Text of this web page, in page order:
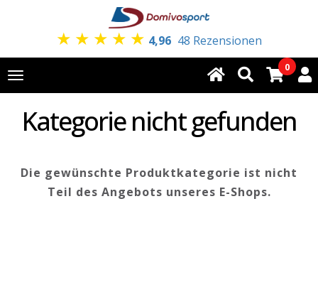
★ ★ ★ ★ ★ 4,96 48 Rezensionen
Toggle
navigation
0
Kategorie nicht gefunden
Die gewünschte Produktkategorie ist nicht
Teil des Angebots unseres E-Shops.